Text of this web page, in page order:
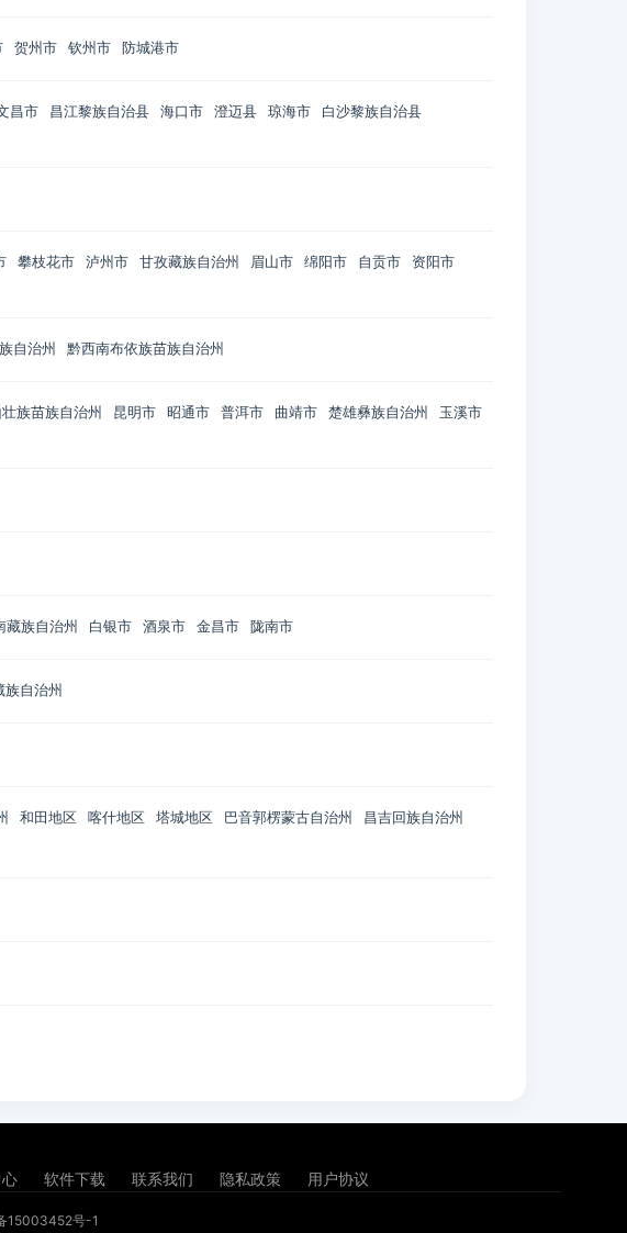
贺州市 钦州市 防城港市
昌市 昌江黎族自治县 海口市 澄迈县 琼海市
白沙黎族自治县
攀枝花市 泸州市 甘孜藏族自治州 眉山市 绵阳市 自贡市
资阳市
自治州 黔西南布依族苗族自治州
族苗族自治州 昆明市 昭通市 普洱市 曲靖市 楚雄彝族自治州
玉溪市
藏族自治州 白银市 酒泉市 金昌市 陇南市
族自治州
和田地区 喀什地区 塔城地区 巴音郭楞蒙古自治州
昌吉回族自治州
软件下载 联系我们 隐私政策 用户协议
15003452号-1